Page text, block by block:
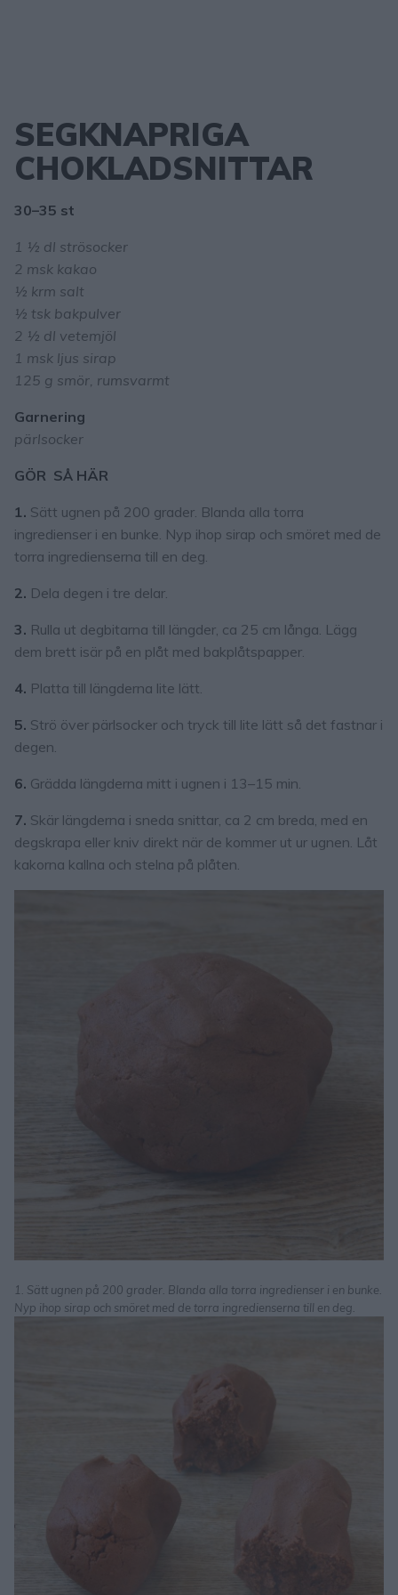
SEGKNAPRIGA
CHOKLADSNITTAR
30–35 st
1 ½ dl strösocker
2 msk kakao
½ krm salt
½ tsk bakpulver
2 ½ dl vetemjöl
1 msk ljus sirap
125 g smör, rumsvarmt
Garnering
pärlsocker
GÖR SÅ HÄR
1. Sätt ugnen på 200 grader. Blanda alla torra
ingredienser i en bunke. Nyp ihop sirap och smöret med de
torra ingredienserna till en deg.
2. Dela degen i tre delar.
3. Rulla ut degbitarna till längder, ca 25 cm långa. Lägg
dem brett isär på en plåt med bakplåtspapper.
4. Platta till längderna lite lätt.
5. Strö över pärlsocker och tryck till lite lätt så det fastnar i
degen.
6. Grädda längderna mitt i ugnen i 13–15 min.
7. Skär längderna i sneda snittar, ca 2 cm breda, med en
degskrapa eller kniv direkt när de kommer ut ur ugnen. Låt
kakorna kallna och stelna på plåten.
1. Sätt ugnen på 200 grader. Blanda alla torra ingredienser i en bunke.
Nyp ihop sirap och smöret med de torra ingredienserna till en deg.